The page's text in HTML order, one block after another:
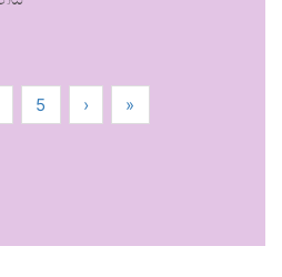
5 › »